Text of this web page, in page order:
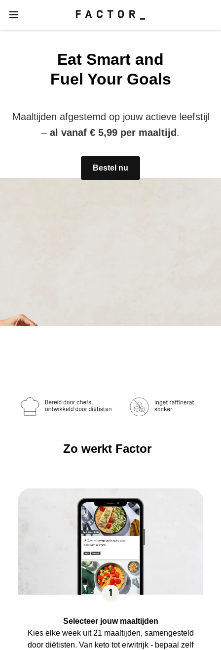
Eat Smart and
Fuel Your Goals
Maaltijden afgestemd op jouw actieve leefstijl
– al vanaf € 5,99 per maaltijd .
Bestel nu
Zo werkt Factor_
Selecteer jouw maaltijden
Kies elke week uit 21 maaltijden, samengesteld
door diëtisten. Van keto tot eiwitrijk - bepaal zelf